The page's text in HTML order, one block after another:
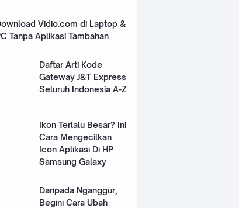
Vidio.com di Laptop &
Tanpa Aplikasi Tambahan
Daftar Arti Kode
Gateway J&T Express
Seluruh Indonesia A-Z
Ikon Terlalu Besar? Ini
Cara Mengecilkan
Icon Aplikasi Di HP
Samsung Galaxy
Daripada Nganggur,
Begini Cara Ubah